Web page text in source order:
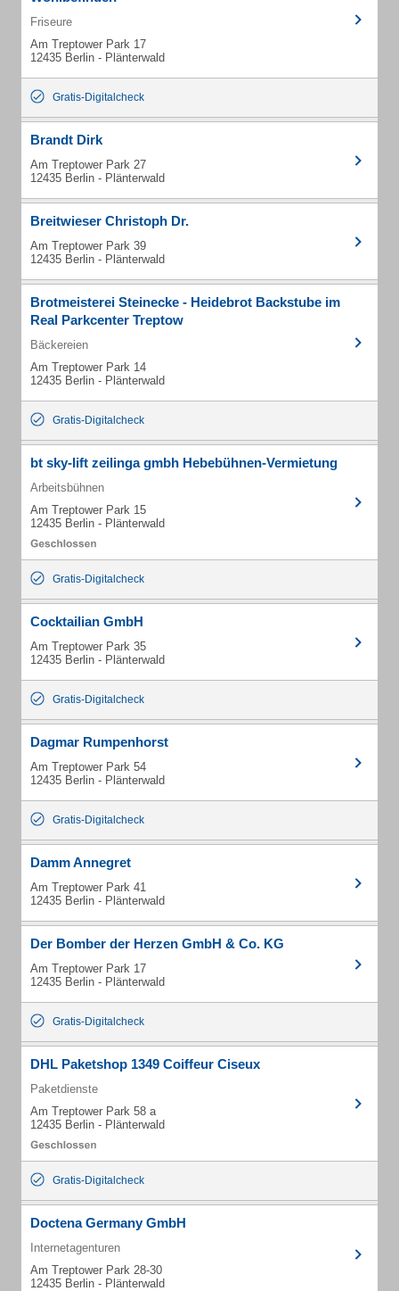
Friseure
Am Treptower Park 17
12435 Berlin - Plänterwald
Gratis-Digitalcheck
Brandt Dirk
Am Treptower Park 27
12435 Berlin - Plänterwald
Breitwieser Christoph Dr.
Am Treptower Park 39
12435 Berlin - Plänterwald
Brotmeisterei Steinecke - Heidebrot Backstube im
Real Parkcenter Treptow
Bäckereien
Am Treptower Park 14
12435 Berlin - Plänterwald
Gratis-Digitalcheck
bt sky-lift zeilinga gmbh Hebebühnen-Vermietung
Arbeitsbühnen
Am Treptower Park 15
12435 Berlin - Plänterwald
Gratis-Digitalcheck
Cocktailian GmbH
Am Treptower Park 35
12435 Berlin - Plänterwald
Gratis-Digitalcheck
Dagmar Rumpenhorst
Am Treptower Park 54
12435 Berlin - Plänterwald
Gratis-Digitalcheck
Damm Annegret
Am Treptower Park 41
12435 Berlin - Plänterwald
Der Bomber der Herzen GmbH & Co. KG
Am Treptower Park 17
12435 Berlin - Plänterwald
Gratis-Digitalcheck
DHL Paketshop 1349 Coiffeur Ciseux
Paketdienste
Am Treptower Park 58 a
12435 Berlin - Plänterwald
Gratis-Digitalcheck
Doctena Germany GmbH
Internetagenturen
Am Treptower Park 28-30
12435 Berlin - Plänterwald